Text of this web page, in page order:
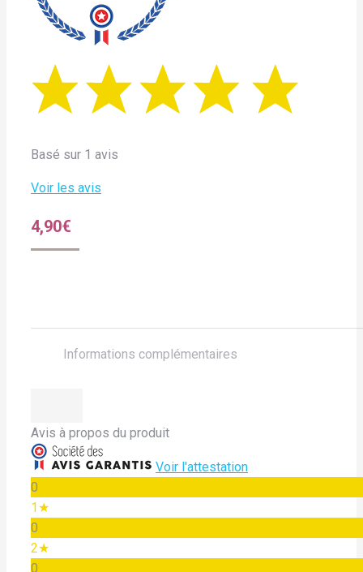
Métal
13x13x2cm
Basé sur 1 avis
Voir les avis
4,90€
Informations complémentaires
Avis à propos du produit
Voir l'attestation
0
1★
0
2★
0